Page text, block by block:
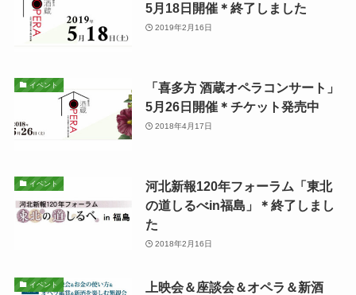
5月18日開催＊終了しました
2019年2月16日
イベント
「喜多方 酒蔵オペラコンサート」
5月26日開催＊チケット発売中
2018年4月17日
イベント
河北新報120年フォーラム「東北
の道しるべin福島」＊終了しまし
た
2018年2月16日
イベント
上映会＆座談会＆オペラ＆新酒